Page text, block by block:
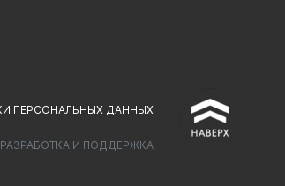
^
ПЕРСОНАЛЬНЫХ ДАННЫХ
РАЗРАБОТКА И ПОДДЕРЖКА